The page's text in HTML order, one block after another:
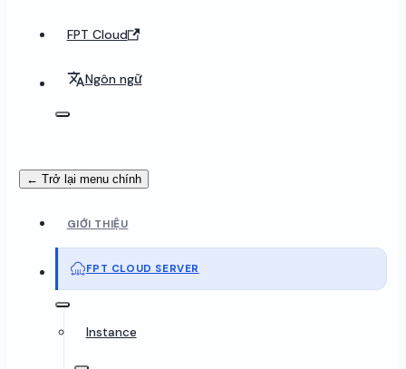
FPT Cloud
Ngôn ngữ
← Trở lại menu chính
GIỚI THIỆU
FPT CLOUD SERVER
Instance